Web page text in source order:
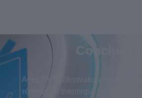
Conclusion
Avec BVS Rénovation,
rénovation thermique qui allie